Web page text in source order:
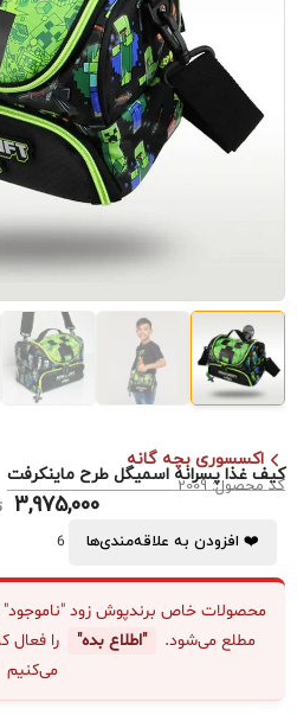
اکسسوری بچه گانه
کیف غذا پسرانه اسمیگل طرح ماینکرفت
کد محصول: 2009
3,975,000
❤️ افزودن به علاقه‌مندی‌ها
6
محصولات خاص برندپوش زود
مطلع می‌شود.
"اطلاع بده"
را فعال
می‌کنیم